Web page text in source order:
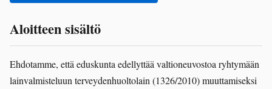
Aloitteen sisältö
Ehdotamme, että eduskunta edellyttää valtioneuvostoa ryhtymään
lainvalmisteluun terveydenhuoltolain (1326/2010) muuttamiseksi